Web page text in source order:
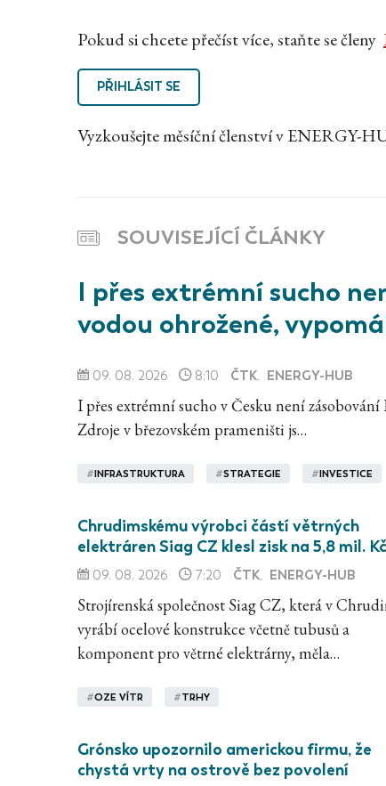
Pokud si chcete přečíst více, staňte se členy
PŘIHLÁSIT SE
Vyzkoušejte měsíční členství v ENERGY-
SOUVISEJÍCÍ ČLÁNKY
I přes extrémní sucho
vodou ohrožené,
09. 08. 2026 8:10 ČTK, ENERGY-HUB
I přes extrémní sucho v Česku není
Zdroje v březovském prameništi js…
#INFRASTRUKTURA #STRATEGIE #INVESTICE
Chrudimskému výrobci částí větrných
elektráren Siag CZ klesl zisk na 5,8 mil. Kč
09. 08. 2026 7:20 ČTK, ENERGY-HUB
Strojírenská společnost Siag CZ, která v
vyrábí ocelové konstrukce včetně tubusů a
komponent pro větrné elektrárny, měla…
#OZE VÍTR #TRHY
Grónsko upozornilo americkou firmu, že
chystá vrty na ostrově bez povolení